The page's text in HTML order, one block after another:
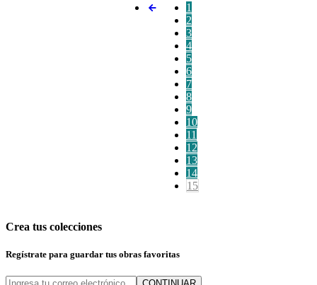
1
2
3
4
5
6
7
8
9
10
11
12
13
14
15
Crea tus colecciones
Regístrate para guardar tus obras favoritas